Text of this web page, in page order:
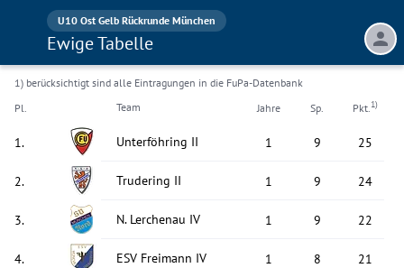
U10 Ost Gelb Rückrunde München
Ewige Tabelle
1) berücksichtigt sind alle Eintragungen in die FuPa-Datenbank
Pl.
Team Jahre Sp. Pkt.1)
1. Unterföhring II 1 9 25
2. Trudering II 1 9 24
3. N. Lerchenau IV 1 9 22
4. ESV Freimann IV 1 8 21